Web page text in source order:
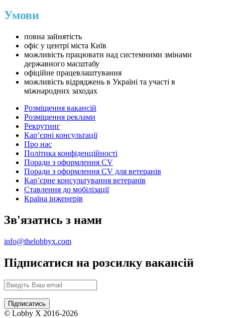
Умови
повна зайнятість
офіс у центрі міста Київ
можливість працювати над системними змінами
державного масштабу
офіційне працевлаштування
можливість відряджень в Україні та участі в
міжнародних заходах
Розміщення вакансій
Розміщення реклами
Рекрутинг
Карʼєрні консультації
Про нас
Політика конфіденційності
Поради з оформлення CV
Поради з оформлення CV для ветеранів
Карʼєрне консультування ветеранів
Ставлення до мобілізації
Країна інженерів
Зв'язатись з нами
info@thelobbyx.com
Підписатися на розсилку вакансій
© Lobby X 2016-2026